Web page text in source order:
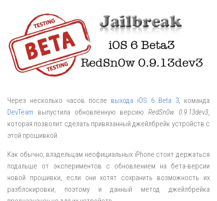
Через несколько часов после выхода iOS 6 Beta 3 , команда
DevTeam выпустила обновлённую версиюRedSn0w 0.9.13dev3
которая позволит сделать привязанный джейлбрейк устройств с
этой прошивкой.
Как обычно, владельцам неофициальных iPhone стоит держаться
подальше от экспериментов с обновлением на бета-версии
новой прошивки, если они хотят сохранить возможность их
разблокировки, поэтому и данный метод джейлбрейка